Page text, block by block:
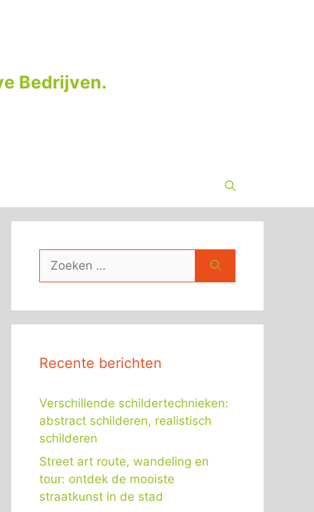
Bedrijven.
naar:
Recente berichten
Verschillende schildertechnieken:
abstract schilderen, realistisch
schilderen
Street art route, wandeling en
tour: ontdek de mooiste
straatkunst in de stad